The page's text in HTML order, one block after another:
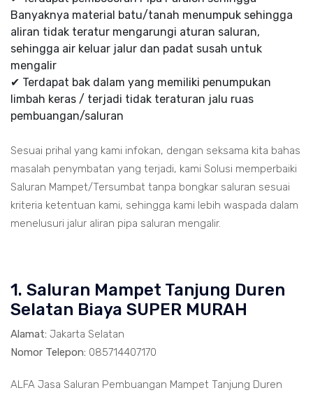
Banyaknya material batu/tanah menumpuk sehingga
aliran tidak teratur mengarungi aturan saluran,
sehingga air keluar jalur dan padat susah untuk
mengalir
✔ Terdapat bak dalam yang memiliki penumpukan
limbah keras / terjadi tidak teraturan jalu ruas
pembuangan/saluran
Sesuai prihal yang kami infokan, dengan seksama kita bahas
masalah penymbatan yang terjadi, kami Solusi memperbaiki
Saluran Mampet/Tersumbat tanpa bongkar saluran sesuai
kriteria ketentuan kami, sehingga kami lebih waspada dalam
menelusuri jalur aliran pipa saluran mengalir.
1. Saluran Mampet Tanjung Duren
Selatan Biaya SUPER MURAH
Alamat: Jakarta Selatan
Nomor Telepon: 085714407170
ALFA Jasa Saluran Pembuangan Mampet Tanjung Duren